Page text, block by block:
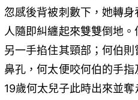
忽感後背被刺數下，她轉
人隨即糾纏起來雙雙倒地
另一手掐住其頸部；何伯
鼻孔，何太便咬何伯的手
19歲何太兒子此時出來並